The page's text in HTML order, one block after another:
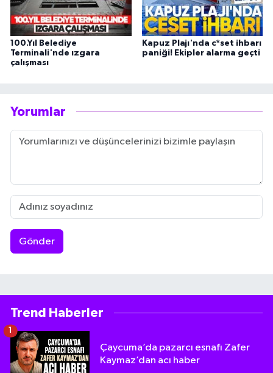
100.Yıl Belediye
Terminali'nde ızgara
çalışması
Kapuz Plajı'nda c*set ihbarı
paniği! Ekipler alarma geçti
Yorumlar
Gönder
Trend Haberler
Çaycuma’da pazarcı esnafı Zafer
Kaymaz’dan acı haber